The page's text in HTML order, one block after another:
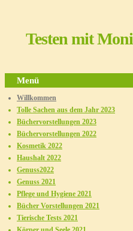
Testen mit Moni
Menü
Willkommen
Tolle Sachen aus dem Jahr 2023
Büchervorstellungen 2023
Büchervorstellungen 2022
Kosmetik 2022
Haushalt 2022
Genuss2022
Genuss 2021
Pflege und Hygiene 2021
Bücher Vorstellungen 2021
Tierische Tests 2021